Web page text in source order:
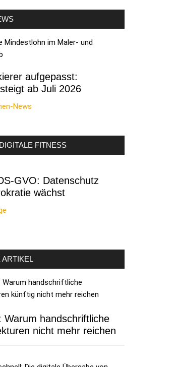
aufgepasst:
ab Juli 2026
News
FITNESS
GVO: Datenschutz
wächst
ARTIKEL
Warum handschriftliche
nicht mehr reichen